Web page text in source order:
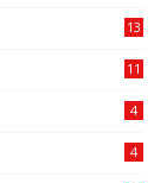
13
11
4
4